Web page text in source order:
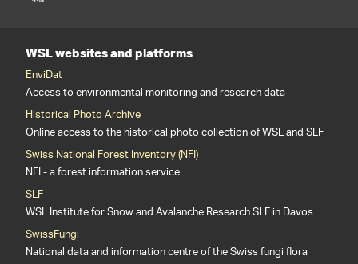
WSL websites and platforms
EnviDat
Access to environmental monitoring and research data
Historical Photo Archive
Online access to the historical photo collection of WSL and SLF
Swiss National Forest Inventory (NFI)
NFI - a forest information service
SLF
WSL Institute for Snow and Avalanche Research SLF in Davos
SwissFungi
National data and information centre of the Swiss fungi flora